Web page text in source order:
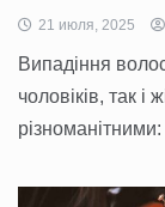
21 июля, 2025
Випадіння
чоловіків, так
різноманітними: